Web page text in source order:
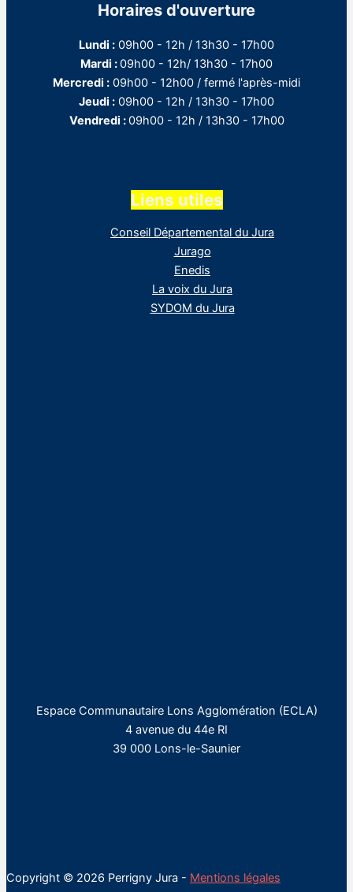
Horaires d'ouverture
Lundi : 09h00 - 12h / 13h30 - 17h00
Mardi :09h00 - 12h/ 13h30 - 17h00
Mercredi : 09h00 - 12h00 / fermé l'après-midi
Jeudi : 09h00 - 12h / 13h30 - 17h00
Vendredi :09h00 - 12h / 13h30 - 17h00
Liens utiles
Conseil Départemental du Jura
Jurago
Enedis
La voix du Jura
SYDOM du Jura
Espace Communautaire Lons Agglomération (ECLA)
4 avenue du 44e RI
39 000 Lons-le-Saunier
Copyright © 2026 Perrigny Jura - Mentions légales